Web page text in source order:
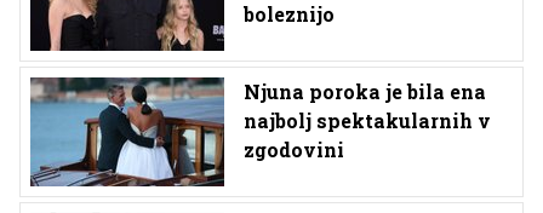
boleznijo
Njuna poroka je bila ena
najbolj spektakularnih v
zgodovini